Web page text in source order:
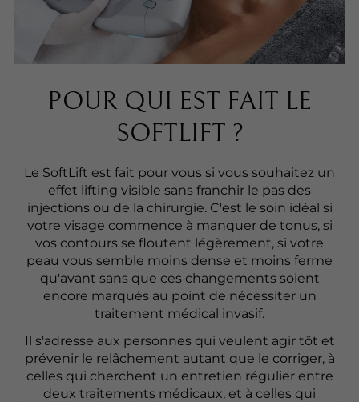
POUR QUI EST FAIT LE
SOFTLIFT ?
Le SoftLift est fait pour vous si vous souhaitez un
effet lifting visible sans franchir le pas des
injections ou de la chirurgie. C'est le soin idéal si
votre visage commence à manquer de tonus, si
vos contours se floutent légèrement, si votre
peau vous semble moins dense et moins ferme
qu'avant sans que ces changements soient
encore marqués au point de nécessiter un
traitement médical invasif.
Il s'adresse aux personnes qui veulent agir tôt et
prévenir le relâchement autant que le corriger, à
celles qui cherchent un entretien régulier entre
deux traitements médicaux, et à celles qui